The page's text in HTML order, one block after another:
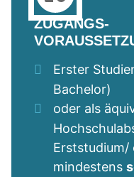
ZUGANGS-
Erster
Bachelor)
oder als
Erststudium/
mindestens